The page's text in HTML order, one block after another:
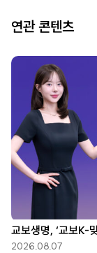
연관 콘텐츠
교보생명, ‘교보K-
2026.08.07